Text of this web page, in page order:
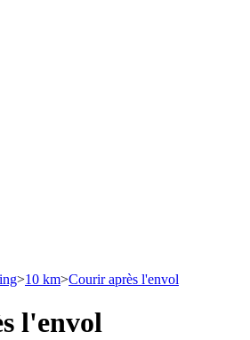
>10 km>Courir après l'envol
l'envol